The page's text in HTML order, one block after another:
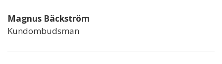
Magnus Bäckström
Kundombudsman